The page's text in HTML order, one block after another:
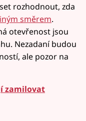
rozhodnout, zda
směrem.
otevřenost jsou
Nezadaní budou
ale pozor na
zamilovat